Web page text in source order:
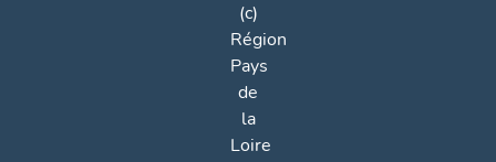
(c)
Région
Pays
de
la
Loire